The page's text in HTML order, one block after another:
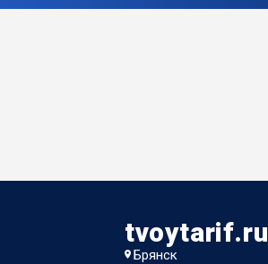
tvoytarif.ru
Брянск